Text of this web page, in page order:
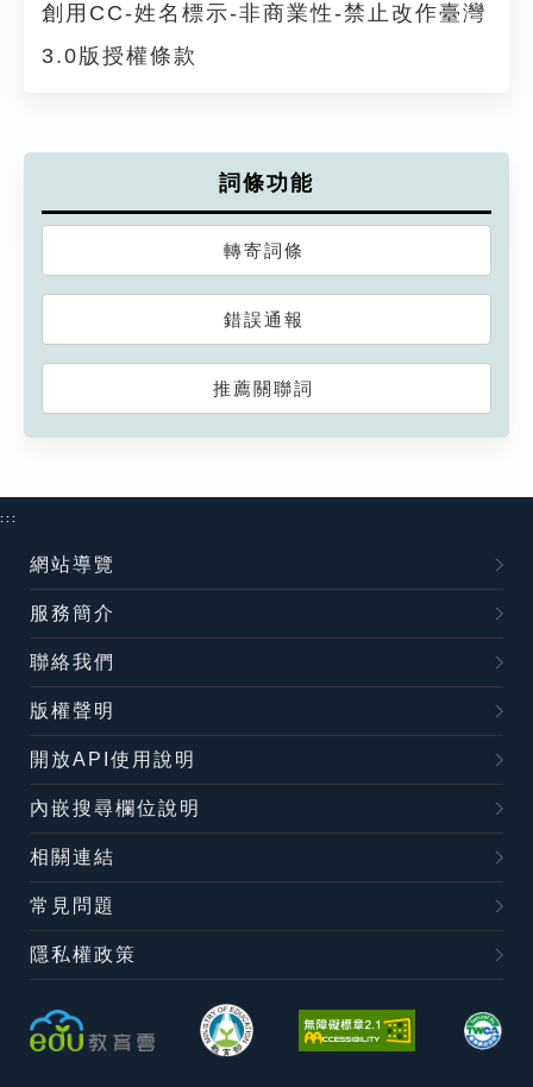
創用CC-姓名標示-非商業性-禁止改作臺灣
3.0版授權條款
詞條功能
轉寄詞條
錯誤通報
推薦關聯詞
:::
網站導覽
服務簡介
聯絡我們
版權聲明
開放API使用說明
內嵌搜尋欄位說明
相關連結
常見問題
隱私權政策